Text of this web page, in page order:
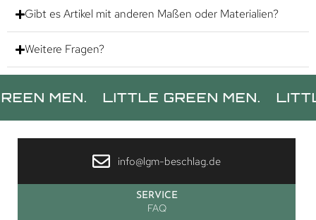
Gibt es Artikel mit anderen Maßen oder Materialien?
Weitere Fragen?
LITTLE GREEN MEN. LITTLE
info@lgm-beschlag.de
SERVICE
FAQ